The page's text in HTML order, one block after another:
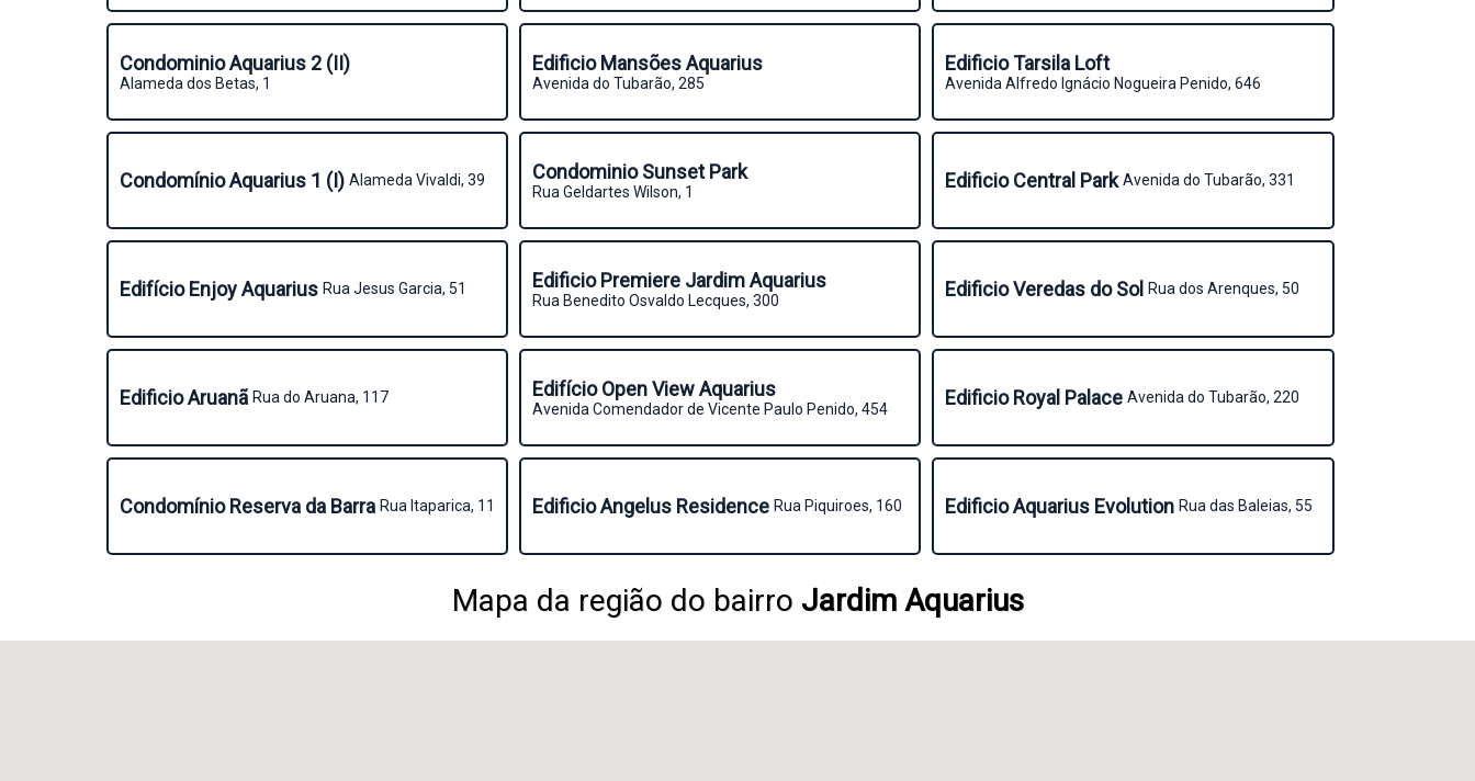
Condominio Aquarius 2 (II)
Alameda dos Betas, 1
Edificio Mansões Aquarius
Avenida do Tubarão, 285
Edificio Tarsila Loft
Avenida Alfredo Ignácio Nogueira Penido, 646
Condomínio Aquarius 1 (I) Alameda Vivaldi, 39 Condominio Sunset Park
Rua Geldartes Wilson, 1 Edificio Central ParkAvenida do Tubarão, 331
Edifício Enjoy Aquarius Rua Jesus Garcia, 51 Edificio Premiere Jardim Aquarius
Rua Benedito Osvaldo Lecques, 300 Edificio Veredas do SolRua dos Arenques, 50
Edificio Aruanã Rua do Aruana, 117 Edifício Open View Aquarius
Avenida Comendador de Vicente Paulo Penido, 454 Edificio Royal PalaceAvenida do Tubarão, 220
Condomínio Reserva da Barra Rua Itaparica, 11 Edificio Angelus ResidenceRua Piquiroes, 160 Edificio Aquarius EvolutionRua das Baleias, 55
Mapa da região do bairro Jardim Aquarius